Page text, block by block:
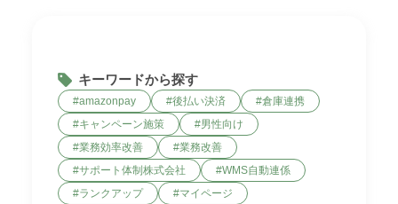
キーワードから探す
amazonpay 後払い決済
倉庫連携
キャンペーン施策
男性向け
業務効率改善
業務改善
サポート体制株式会社
WMS自動連係
ランクアップ
マイページ